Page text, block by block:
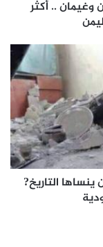
وغيمان .. أكثر
التاريخ?